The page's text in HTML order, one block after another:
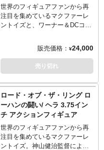
ト、差し替え用ハンドパーツ、
ディスプレイベースが付属しま
す。
世界のフィギュアファンから再
注目を集めているマクファーレ
ントイズと、ワーナー＆DCコミ
「DCマルチバース」に、1997年
の映画『バットマン&ロビン Mr.
フリーズの逆襲』のバットモー
全長約62cmにもなる7インチス
ケールで立体化！コクピットに
は同シリーズの7インチ・アクシ
ョンフィギュアを乗せることが
可能。さらにライトアップ機能
とサウンドギミックを搭載し高
まる気持ちをさらにエキサイト
販売価格： ¥24,000
売り切れ
ロード・オブ・ザ・リング ロ
ーハンの闘い/ ヘラ 3.75イン
チ アクションフィギュア
世界のフィギュアファンから再
注目を集めているマクファーレ
ントイズ。神山健治監督による